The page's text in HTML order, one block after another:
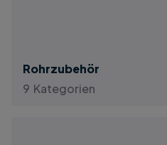
Rohrzubehör
9 Kategorien